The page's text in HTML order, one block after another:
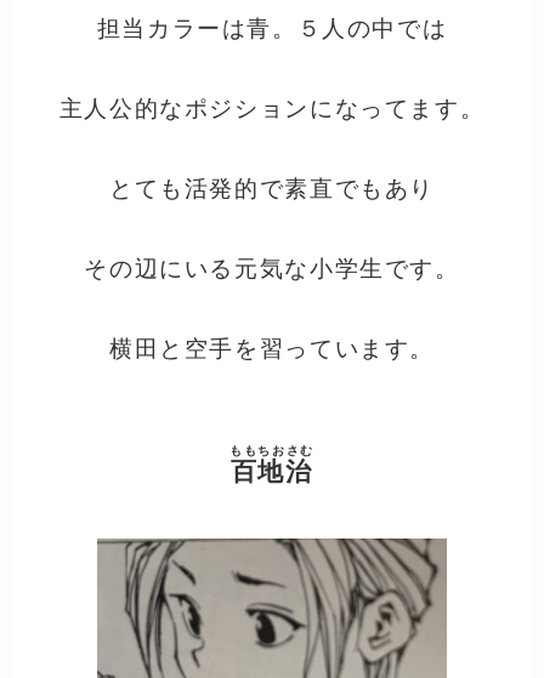
担当カラーは青。５人の中では
主人公的なポジションになってます。
とても活発的で素直でもあり
その辺にいる元気な小学生です。
横田と空手を習っています。
百地治
ももちおさむ